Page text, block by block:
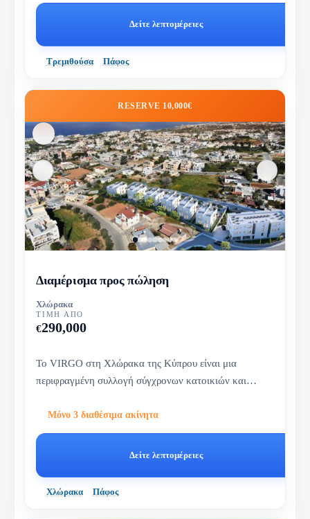
Δείτε λεπτομέρειες
Τρεμιθούσα Πάφος
RESERVE 10,000€
Διαμέρισμα προς πώληση
Χλώρακα
ΤΙΜΉ ΑΠΌ
€290,000
Το VIRGO στη Χλώρακα της Κύπρου είναι μια
περιφραγμένη συλλογή σύγχρονων κατοικιών και
Μόνο 3 διαθέσιμα ακίνητα
Δείτε λεπτομέρειες
Χλώρακα Πάφος